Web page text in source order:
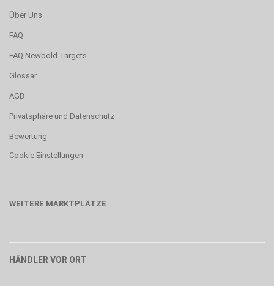
Über Uns
FAQ
FAQ Newbold Targets
Glossar
AGB
Privatsphäre und Datenschutz
Bewertung
Cookie Einstellungen
WEITERE MARKTPLÄTZE
HÄNDLER VOR ORT